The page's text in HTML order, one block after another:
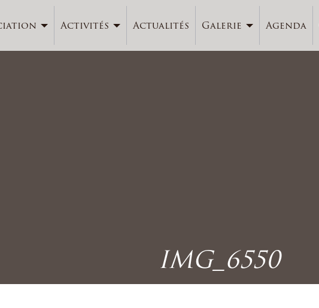
Activités Actualités Galerie Agenda
IMG_6550